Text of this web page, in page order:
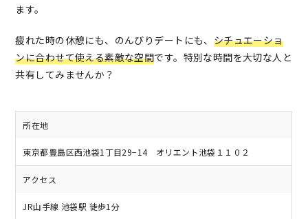
ます。
疲れた時の休憩にも、のんびりデートにも、 シチュエーショ
ンに合わせて使える素敵な空間です。特別な時間を大切な人と
共有してみませんか？
所在地
東京都豊島区西池袋1丁目29−14 オリエント池袋１１０２
アクセス
JR山手線 池袋駅 徒歩1分